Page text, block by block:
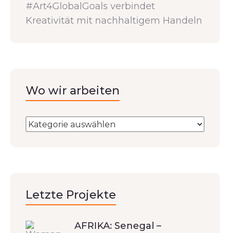
#Art4GlobalGoals verbindet
Kreativität mit nachhaltigem Handeln
Wo wir arbeiten
Letzte Projekte
AFRIKA: Senegal –